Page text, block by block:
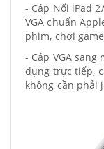
- Cáp Nối iPad
VGA chuẩn
phim, chơi
- Cáp VGA sang
dụng trực tiếp,
không cần phải